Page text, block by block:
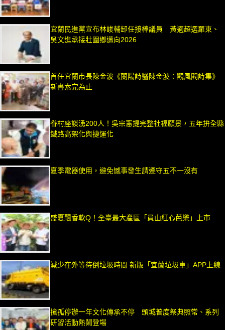
宜蘭民進黨宣布林峻輔卸任接棒議員 黃適超選羅東、
吳文進承接壯圍鄉邁向2026
首任宜蘭市長陳金波《蘭陽詩醫陳金波：觀風閣詩集》
新書索完為止
眷村座談湧200人！吳宗憲提完整社福願景，五年拚全縣
鐵路高架化與捷運化
夏季電器使用，避免憾事發生請遵守五不一沒有
盛夏飄香軟Q！全臺最大產區「員山紅心芭樂」上市
減少在外等待倒垃圾時間 新版「宜蘭垃圾車」APP上線
搶孤停辦一年文化傳承不停 頭城普度祭典照常、系列
研習活動熱鬧登場